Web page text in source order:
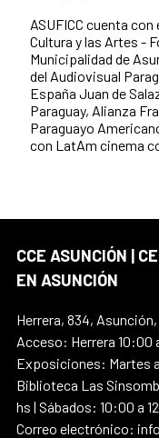
ASUFICC cuenta
Cultura y las Artes -
Municipalidad de
del Audiovisual
España Juan de
Paraguay, Alianza
Paraguayo
con LatAm cinema
CCE ASUNCIÓN |
EN ASUNCIÓN
Herrera, 834,
Acceso: Herrera 10:00
Exposiciones: Martes
Biblioteca Las
hs | Sábados: 10:00 a
Correo electrónico: